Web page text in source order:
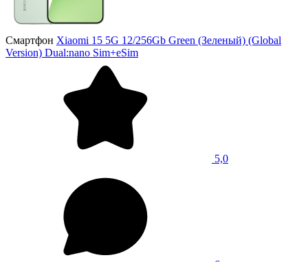
Смартфон Xiaomi 15 5G 12/256Gb Green (Зеленый) (Global
Version) Dual:nano Sim+eSim
5,0